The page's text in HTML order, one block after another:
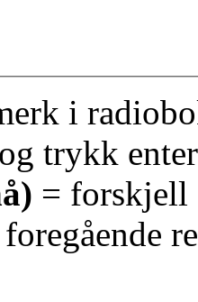
i
trykk
= forskjell